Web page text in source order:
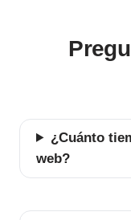
¿Cuánto
web?